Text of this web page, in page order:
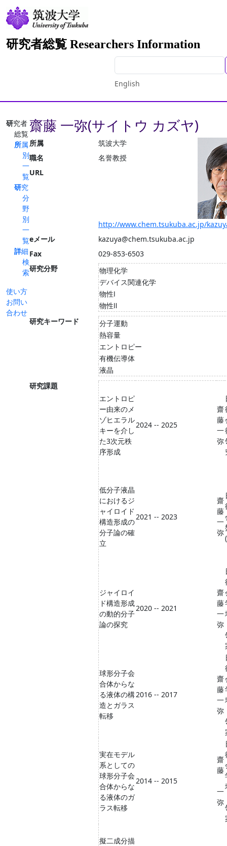
研究者総覧 Researchers Information
English
研究者
総覧
所属
別
一
覧
研究
分
野
別
一
覧
詳細
検
索
使い方
お問い
合わせ
齋藤 一弥(サイトウ カズヤ)
所属
筑波大学
職名
名誉教授
URL
http://www.chem.tsukuba.ac.jp/
eメール
kazuya@chem.tsukuba.ac.jp
Fax
029-853-6503
研究分野
物理化学
デバイス関連化学
物性Ⅰ
物性Ⅱ
研究キーワード
分子運動
熱容量
エントロピー
有機伝導体
液晶
研究課題
エントロピ
ー由来のメ
ゾヒエラル
キーを介し
た3次元秩
序形成
2024 -- 2025
齋
藤
一
弥
低分子液晶
におけるジ
ャイロイド
構造形成の
分子論の確
立
2021 -- 2023
齋
藤
一
弥
ジャイロイ
ド構造形成
の動的分子
論の探究
2020 -- 2021
齋
藤
一
弥
球形分子会
合体からな
る液体の構
造とガラス
転移
2016 -- 2017
齋
藤
一
弥
実在モデル
系としての
球形分子会
合体からな
る液体のガ
ラス転移
2014 -- 2015
齋
藤
一
弥
擬二成分描